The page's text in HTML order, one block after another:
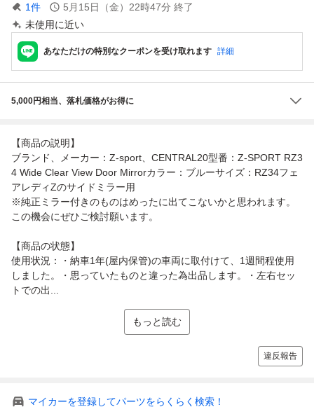
1件 5月15日（金）22時47分 終了
未使用に近い
あなただけの特別なクーポンを受け取れます 詳細
5,000円相当、落札価格がお得に
【商品の説明】
ブランド、メーカー：Z-sport、CENTRAL20型番：Z-SPORT RZ3
4 Wide Clear View Door Mirrorカラー：ブルーサイズ：RZ34フェ
アレディZのサイドミラー用
※純正ミラー付きのものはめったに出てこないかと思われます。
この機会にぜひご検討願います。
【商品の状態】
使用状況：・納車1年(屋内保管)の車両に取付けて、1週間程使用
しました。・思っていたものと違った為出品します。・左右セッ
トでの出...
もっと読む
違反報告
マイカーを登録してパーツをらくらく検索！